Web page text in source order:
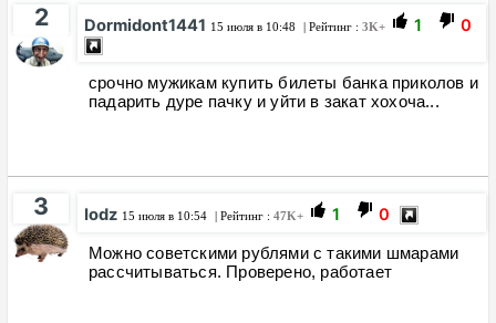
2 Dormidont1441 15 июля в 10:48 | Рейтинг : 3K+ 1 0
срочно мужикам купить билеты банка приколов и
падарить дуре пачку и уйти в закат хохоча...
3 Iodz 15 июля в 10:54 | Рейтинг : 47K+ 1 0
Можно советскими рублями с такими шмарами
рассчитываться. Проверено, работает